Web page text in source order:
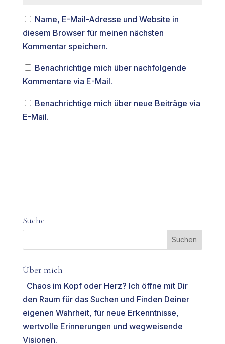
Name, E-Mail-Adresse und Website in
diesem Browser für meinen nächsten
Kommentar speichern.
Benachrichtige mich über nachfolgende
Kommentare via E-Mail.
Benachrichtige mich über neue Beiträge via
E-Mail.
Suche
Über mich
Chaos im Kopf oder Herz? Ich öffne mit Dir
den Raum für das Suchen und Finden Deiner
eigenen Wahrheit, für neue Erkenntnisse,
wertvolle Erinnerungen und wegweisende
Visionen.